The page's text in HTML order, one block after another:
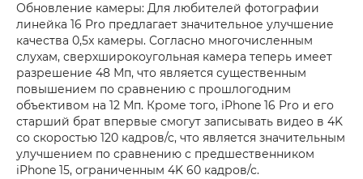
Обновление камеры: Для любителей фотографии
линейка 16 Pro предлагает значительное улучшение
качества 0,5x камеры. Согласно многочисленным
слухам, сверхширокоугольная камера теперь имеет
разрешение 48 Мп, что является существенным
повышением по сравнению с прошлогодним
объективом на 12 Мп. Кроме того, iPhone 16 Pro и его
старший брат впервые смогут записывать видео в 4K
со скоростью 120 кадров/с, что является значительным
улучшением по сравнению с предшественником
iPhone 15, ограниченным 4K 60 кадров/с.